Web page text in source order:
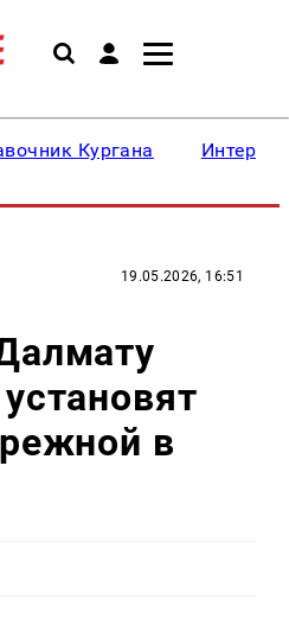
Кургана
19.05.2026, 16:51
в